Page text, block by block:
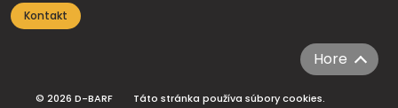
Kontakt
© 2026 D-BARF Táto stránka používa súbory cookies.
Hore